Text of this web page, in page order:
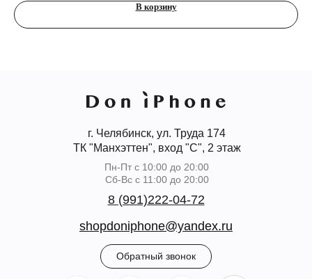
В корзину
г. Челябинск, ул. Труда 174
ТК "Манхэттен", вход "С", 2 этаж
Пн-Пт с 10:00 до 20:00
Сб-Вс с 11:00 до 20:00
Обратный звонок
8 (991)222-04-72
shopdoniphone@yandex.ru